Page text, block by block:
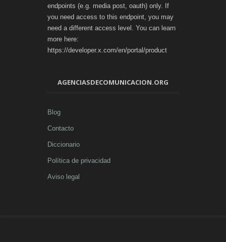
endpoints (e.g. media post, oauth) only. If
you need access to this endpoint, you may
need a different access level. You can learn
more here:
https://developer.x.com/en/portal/product
AGENCIASDECOMUNICACION.ORG
Blog
Contacto
Diccionario
Política de privacidad
Aviso legal